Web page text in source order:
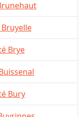
Brye
Bury